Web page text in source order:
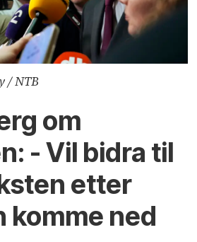
/ NTB
om
- Vil bidra til
etter
komme ned